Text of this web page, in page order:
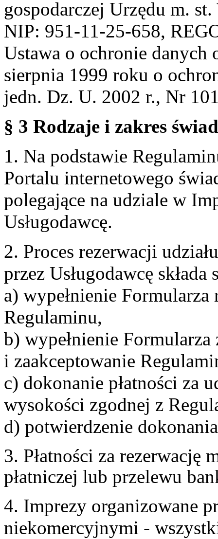
gospodarczej Urzędu m.
NIP: 951-11-25-658,
Ustawa o ochronie danych
sierpnia 1999 roku o
jedn. Dz. U. 2002 r., Nr
§ 3 Rodzaje i zakres
1. Na podstawie
Portalu internetowego
polegające na udziale w
Usługodawcę.
2. Proces rezerwacji
przez Usługodawcę
a) wypełnienie
Regulaminu,
b) wypełnienie Formularza
i zaakceptowanie
c) dokonanie płatności za
wysokości zgodnej z
d) potwierdzenie
3. Płatności za rezerwację
płatniczej lub przelewu
4. Imprezy organizowane
niekomercyjnymi -